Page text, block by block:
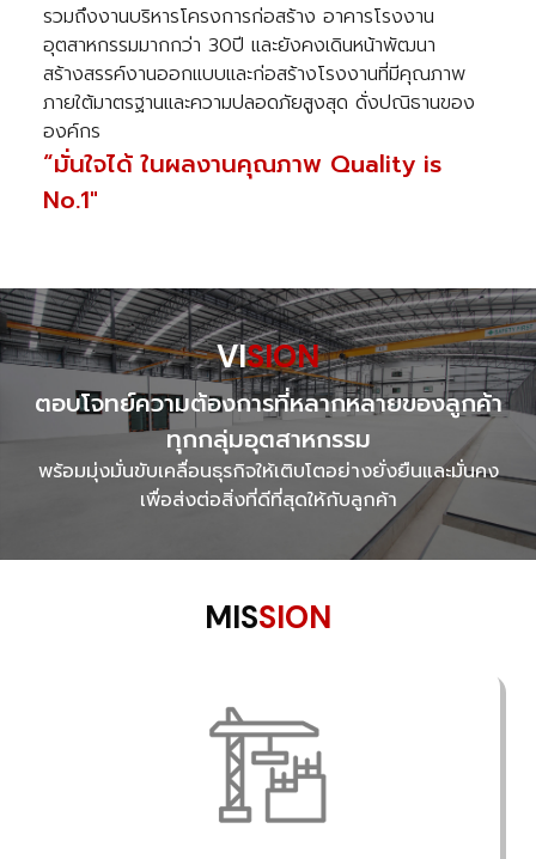
รวมถึงงานบริหารโครงการก่อสร้าง อาคารโรงงาน
อุตสาหกรรมมากกว่า 30ปี และยังคงเดินหน้าพัฒนา
สร้างสรรค์งานออกแบบและก่อสร้างโรงงานที่มีคุณภาพ
ภายใต้มาตรฐานและความปลอดภัยสูงสุด ดั่งปณิธานของ
องค์กร
“มั่นใจได้ ในผลงานคุณภาพ Quality is
No.1"
VISION
ตอบโจทย์ความต้องการที่หลากหลายของลูกค้า
ทุกกลุ่มอุตสาหกรรม
พร้อมมุ่งมั่นขับเคลื่อนธุรกิจให้เติบโตอย่างยั่งยืนและมั่นคง
เพื่อส่งต่อสิ่งที่ดีที่สุดให้กับลูกค้า
MISSION